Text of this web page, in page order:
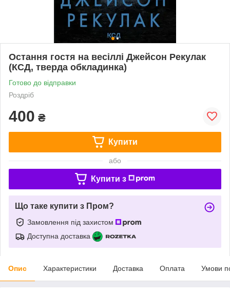
Остання гостя на весіллі Джейсон Рекулак
(КСД, тверда обкладинка)
Готово до відправки
Роздріб
400 ₴
Купити
або
Купити з
Що таке купити з Пром?
Замовлення під захистом
Доступна доставка
Опис Характеристики Доставка Оплата Умови